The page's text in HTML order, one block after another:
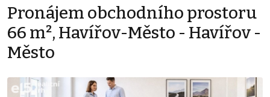
Pronájem obchodního prostoru
66 m², Havířov-Město - Havířov -
Město